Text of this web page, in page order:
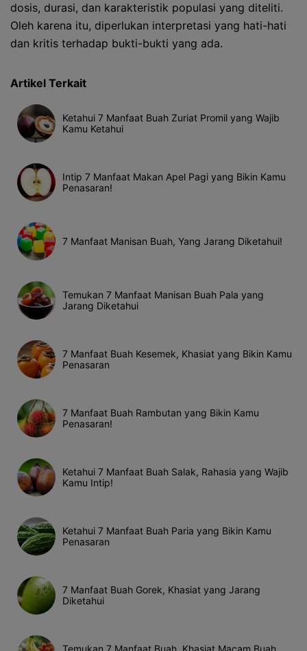
dosis, durasi, dan karakteristik populasi yang diteliti.
Oleh karena itu, diperlukan interpretasi yang hati-hati
dan kritis terhadap bukti-bukti yang ada.
Artikel Terkait
Ketahui 7 Manfaat Buah Zuriat Promil yang Wajib
Kamu Ketahui
Intip 7 Manfaat Makan Apel Pagi yang Bikin Kamu
Penasaran!
7 Manfaat Manisan Buah, Yang Jarang Diketahui!
Temukan 7 Manfaat Manisan Buah Pala yang
Jarang Diketahui
7 Manfaat Buah Kesemek, Khasiat yang Bikin Kamu
Penasaran
7 Manfaat Buah Rambutan yang Bikin Kamu
Penasaran!
Ketahui 7 Manfaat Buah Salak, Rahasia yang Wajib
Kamu Intip!
Ketahui 7 Manfaat Buah Paria yang Bikin Kamu
Penasaran
7 Manfaat Buah Gorek, Khasiat yang Jarang
Diketahui
Temukan 7 Manfaat Buah, Khasiat Macam Buah